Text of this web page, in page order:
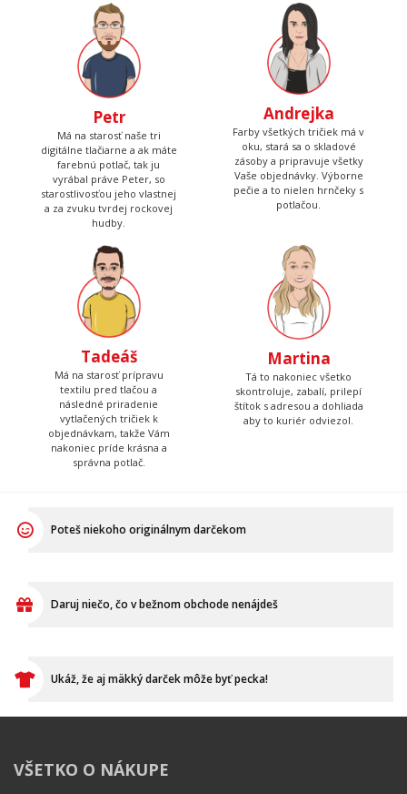
Petr
Má na starosť naše tri
digitálne tlačiarne a ak máte
farebnú potlač, tak ju
vyrábal práve Peter, so
starostlivosťou jeho vlastnej
a za zvuku tvrdej rockovej
hudby.
Andrejka
Farby všetkých tričiek má v
oku, stará sa o skladové
zásoby a pripravuje všetky
Vaše objednávky. Výborne
pečie a to nielen hrnčeky s
potlačou.
Tadeáš
Má na starosť prípravu
textilu pred tlačou a
následné priradenie
vytlačených tričiek k
objednávkam, takže Vám
nakoniec príde krásna a
správna potlač.
Martina
Tá to nakoniec všetko
skontroluje, zabalí, prilepí
štítok s adresou a dohliada
aby to kuriér odviezol.
Poteš niekoho originálnym darčekom
Daruj niečo, čo v bežnom obchode nenájdeš
Ukáž, že aj mäkký darček môže byť pecka!
VŠETKO O NÁKUPE